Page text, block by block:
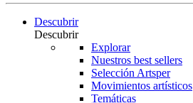
Descubrir
Descubrir
Explorar
Nuestros best sellers
Selección Artsper
Movimientos artísticos
Temáticas